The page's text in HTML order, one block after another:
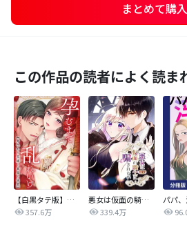
まとめて購入
この作品の読者によく読ま
【白黒タテ版】孕むまで乱れいけ～身代わり花嫁と軍服の猛愛
357.6万
悪女は仮面の騎士に騙されない
339.4万